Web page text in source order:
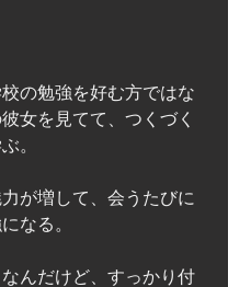
の勉強を好む方ではな
女を見てて、つくづく
。
が増して、会うたびに
なる。
んだけど、すっかり付